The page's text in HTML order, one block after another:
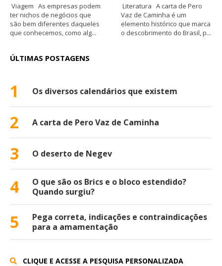
Viagem As empresas podem
ter nichos de negócios que
são bem diferentes daqueles
que conhecemos, como alg...
Literatura A carta de Pero
Vaz de Caminha é um
elemento histórico que marca
o descobrimento do Brasil, p...
ÚLTIMAS POSTAGENS
1 Os diversos calendários que existem
2 A carta de Pero Vaz de Caminha
3 O deserto de Negev
4
O que são os Brics e o bloco estendido?
Quando surgiu?
5
Pega correta, indicações e contraindicações
para a amamentação
CLIQUE E ACESSE A PESQUISA PERSONALIZADA